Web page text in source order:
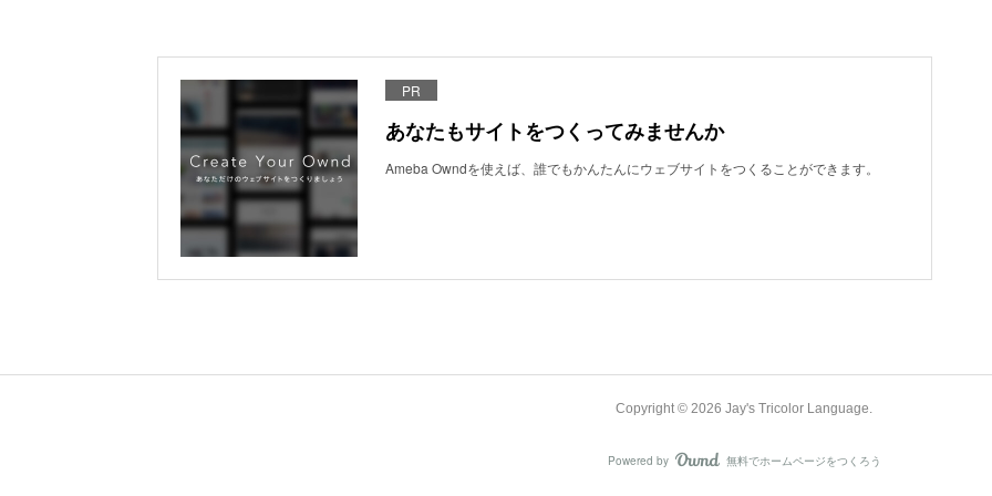
PR
あなたもサイトをつくってみませんか
Ameba Owndを使えば、誰でもかんたんにウェブサイトをつくることができます。
Copyright © 2026 Jay's Tricolor Language.
Powered by AmebaOwnd
無料でホームページをつくろう